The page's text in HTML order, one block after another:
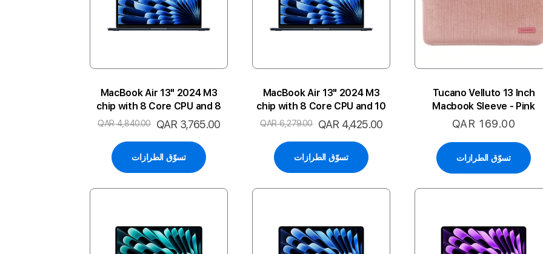
Tucano Velluto 13 Inch
Macbook Sleeve - Pink
QAR 169.00
تسوّق الطرازات
MacBook Air 13" 2024 M3
chip with 8 Core CPU and 10
Core GPU 24GB 512SSD 2P-
السعر
QAR 4,425.00
QAR 6,279.00
تسوّق الطرازات
MacBook Air 13" 2024 M3
chip with 8 Core CPU and 8
Core GPU 8GB 512SSD 2P-MN
السعر
QAR 3,765.00
QAR 4,840.00
تسوّق الطرازات